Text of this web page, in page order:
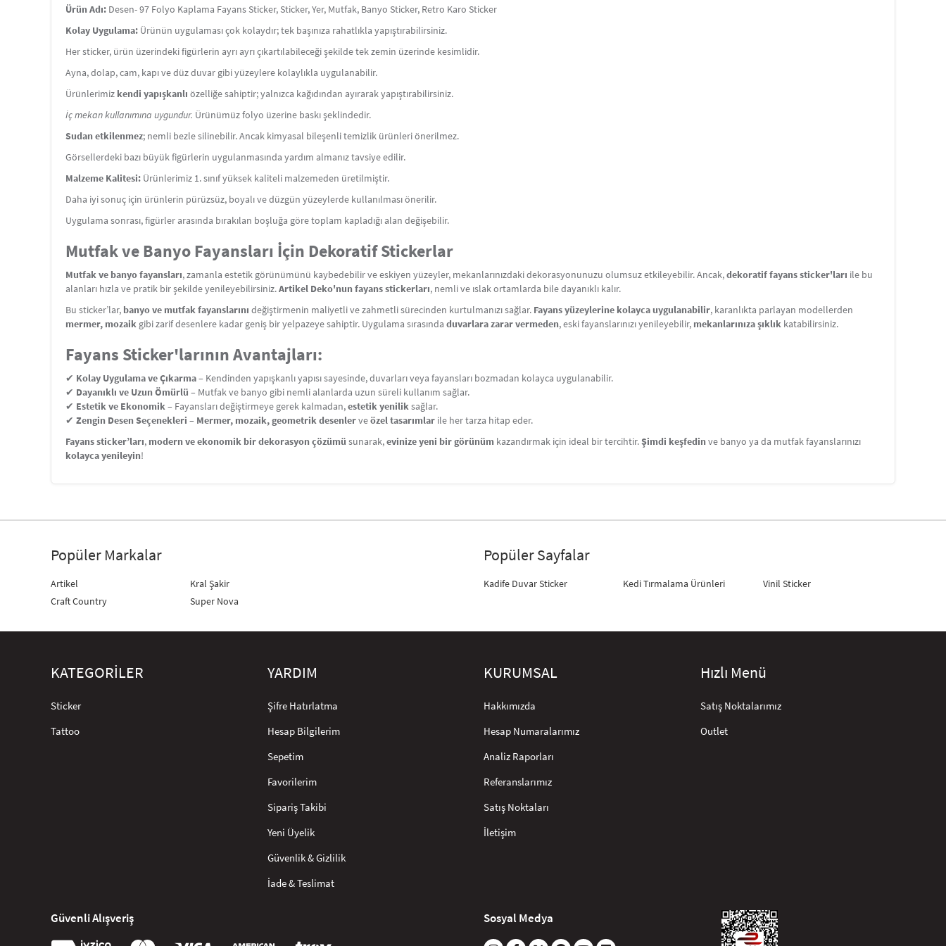
Ürün Adı: Desen- 97 Folyo Kaplama Fayans Sticker, Sticker, Yer, Mutfak, Banyo Sticker, Retro Karo Sticker
Kolay Uygulama: Ürünün uygulaması çok kolaydır; tek başınıza rahatlıkla yapıştırabilirsiniz.
Her sticker, ürün üzerindeki figürlerin ayrı ayrı çıkartılabileceği şekilde tek zemin üzerinde kesimlidir.
Ayna, dolap, cam, kapı ve düz duvar gibi yüzeylere kolaylıkla uygulanabilir.
Ürünlerimiz kendi yapışkanlı özelliğe sahiptir; yalnızca kağıdından ayırarak yapıştırabilirsiniz.
İç mekan kullanımına uygundur. Ürünümüz folyo üzerine baskı şeklindedir.
Sudan etkilenmez; nemli bezle silinebilir. Ancak kimyasal bileşenli temizlik ürünleri önerilmez.
Görsellerdeki bazı büyük figürlerin uygulanmasında yardım almanız tavsiye edilir.
Malzeme Kalitesi: Ürünlerimiz 1. sınıf yüksek kaliteli malzemeden üretilmiştir.
Daha iyi sonuç için ürünlerin pürüzsüz, boyalı ve düzgün yüzeylerde kullanılması önerilir.
Uygulama sonrası, figürler arasında bırakılan boşluğa göre toplam kapladığı alan değişebilir.
Mutfak ve Banyo Fayansları İçin Dekoratif Stickerlar
Mutfak ve banyo fayansları, zamanla estetik görünümünü kaybedebilir ve eskiyen yüzeyler, mekanlarınızdaki dekorasyonunuzu olumsuz etkileyebilir. Ancak,dekoratif fayans sticker'ları ile bu
alanları hızla ve pratik bir şekilde yenileyebilirsiniz.Artikel Deko'nun fayans stickerları, nemli ve ıslak ortamlarda bile dayanıklı kalır.
Bu sticker’lar, banyo ve mutfak fayanslarını değiştirmenin maliyetli ve zahmetli sürecinden kurtulmanızı sağlar. Fayans yüzeylerine kolayca uygulanabilir, karanlıkta parlayan modellerden
mermer, mozaik gibi zarif desenlere kadar geniş bir yelpazeye sahiptir. Uygulama sırasında duvarlara zarar vermeden, eski fayanslarınızı yenileyebilir, mekanlarınıza şıklık katabilirsiniz.
Fayans Sticker'larının Avantajları:
✔ Kolay Uygulama ve Çıkarma– Kendinden yapışkanlı yapısı sayesinde, duvarları veya fayansları bozmadan kolayca uygulanabilir.
✔ Dayanıklı ve Uzun Ömürlü – Mutfak ve banyo gibi nemli alanlarda uzun süreli kullanım sağlar.
✔ Estetik ve Ekonomik– Fayansları değiştirmeye gerek kalmadan,estetik yeniliksağlar.
✔ Zengin Desen Seçenekleri – Mermer, mozaik, geometrik desenlerveözel tasarımlar ile her tarza hitap eder.
Fayans sticker’ları, modern ve ekonomik bir dekorasyon çözümü sunarak,evinize yeni bir görünüm kazandırmak için ideal bir tercihtir.Şimdi keşfedinve banyo ya da mutfak fayanslarınızı
kolayca yenileyin!
Popüler Markalar
Artikel
Craft Country
Kral Şakir
Super Nova
Popüler Sayfalar
Kadife Duvar Sticker Kedi Tırmalama Ürünleri Vinil Sticker
KATEGORİLER
Sticker
Tattoo
YARDIM
Şifre Hatırlatma
Hesap Bilgilerim
Sepetim
Favorilerim
Sipariş Takibi
Yeni Üyelik
Güvenlik & Gizlilik
İade & Teslimat
KURUMSAL
Hakkımızda
Hesap Numaralarımız
Analiz Raporları
Referanslarımız
Satış Noktaları
İletişim
Hızlı Menü
Satış Noktalarımız
Outlet
Güvenli Alışveriş Sosyal Medya